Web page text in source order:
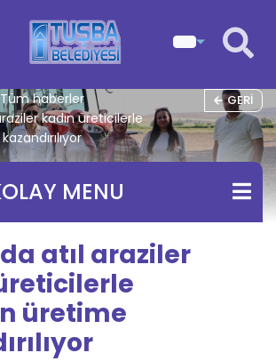
Tüm haberler
kadın üreticilerle
GERI
MENU
atıl araziler
üretime